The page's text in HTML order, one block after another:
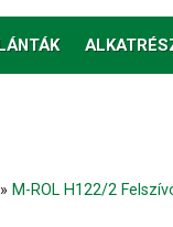
» M-ROL H122/2